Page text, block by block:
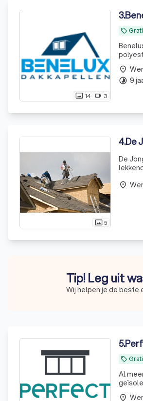
photo_size_select_actual 14 videocam 3
3.
local_offer
place
timelapse 9
photo_size_select_actual5
4.De
De
place
Tip! Leg uit
Wij helpen je de beste
5.
local_offer
Al
place